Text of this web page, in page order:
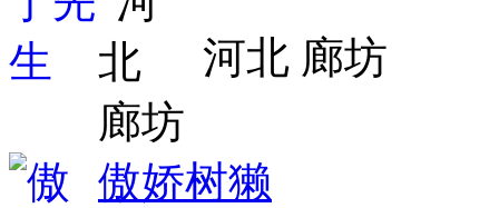
河北 廊坊
傲娇树獭